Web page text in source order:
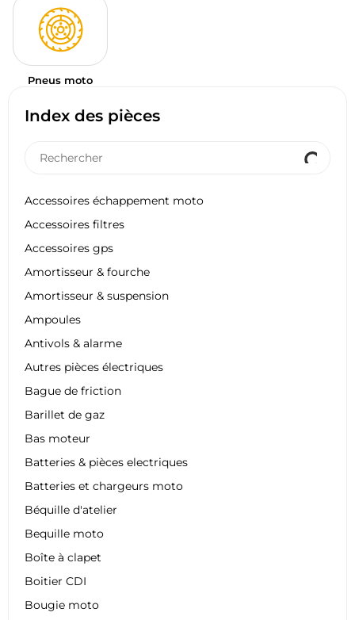
Index des pièces
Accessoires échappement moto
Accessoires filtres
Accessoires gps
Amortisseur & fourche
Amortisseur & suspension
Ampoules
Antivols & alarme
Autres pièces électriques
Bague de friction
Barillet de gaz
Bas moteur
Batteries & pièces electriques
Batteries et chargeurs moto
Béquille d'atelier
Bequille moto
Boîte à clapet
Boitier CDI
Bougie moto
Pneus moto